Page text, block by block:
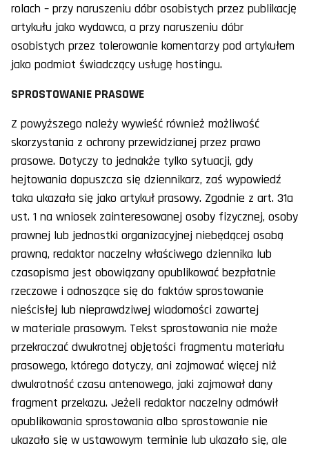
rolach – przy naruszeniu dóbr osobistych przez publikację
artykułu jako wydawca, a przy naruszeniu dóbr
osobistych przez tolerowanie komentarzy pod artykułem
jako podmiot świadczący usługę hostingu.
SPROSTOWANIE PRASOWE
Z powyższego należy wywieść również możliwość
skorzystania z ochrony przewidzianej przez prawo
prasowe. Dotyczy to jednakże tylko sytuacji, gdy
hejtowania dopuszcza się dziennikarz, zaś wypowiedź
taka ukazała się jako artykuł prasowy. Zgodnie z art. 31a
ust. 1 na wniosek zainteresowanej osoby fizycznej, osoby
prawnej lub jednostki organizacyjnej niebędącej osobą
prawną, redaktor naczelny właściwego dziennika lub
czasopisma jest obowiązany opublikować bezpłatnie
rzeczowe i odnoszące się do faktów sprostowanie
nieścisłej lub nieprawdziwej wiadomości zawartej
w materiale prasowym. Tekst sprostowania nie może
przekraczać dwukrotnej objętości fragmentu materiału
prasowego, którego dotyczy, ani zajmować więcej niż
dwukrotność czasu antenowego, jaki zajmował dany
fragment przekazu. Jeżeli redaktor naczelny odmówił
opublikowania sprostowania albo sprostowanie nie
ukazało się w ustawowym terminie lub ukazało się, ale